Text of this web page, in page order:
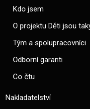
Kdo jsem
O projektu Děti jsou
Tým a spolupracovníci
Odborní garanti
Co čtu
Nakladatelství